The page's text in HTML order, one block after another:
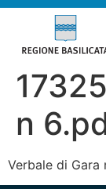
n
Verbale di Gara